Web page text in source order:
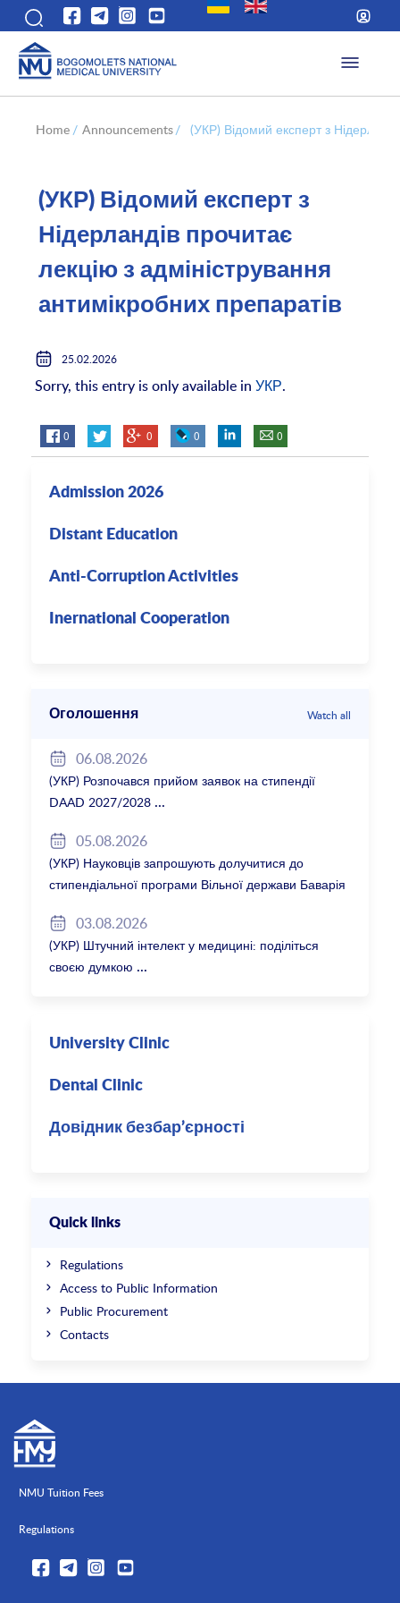
Home / Announcements/ (УКР) Відомий експерт з
(УКР) Відомий експерт з
Нідерландів прочитає
лекцію з адміністрування
антимікробних препаратів
25.02.2026
Sorry, this entry is only available inУКР.
0 0 0 0
Admission 2026
Distant Education
Anti-Corruption Activities
Inernational Cooperation
Оголошення Watch all
06.08.2026
(УКР) Розпочався прийом заявок на стипендії
DAAD 2027/2028
05.08.2026
(УКР) Науковців запрошують долучитися до
стипендіальної програми Вільної держави Баварія
03.08.2026
(УКР) Штучний інтелект у медицині: поділіться
своєю думкою
University Clinic
Dental Clinic
Довідник безбар’єрності
Quick links
Regulations
Access to Public Information
Public Procurement
Contacts
NMU Tuition Fees
Regulations